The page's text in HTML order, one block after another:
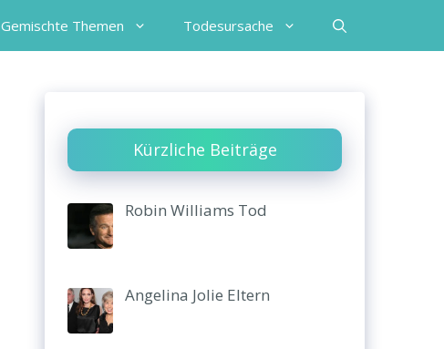
Gemischte Themen Todesursache
Kürzliche Beiträge
Robin Williams Tod
Angelina Jolie Eltern